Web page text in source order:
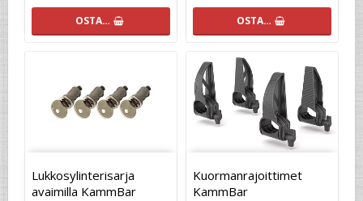
OSTA… OSTA…
Lukkosylinterisarja
avaimilla KammBar
Kuormanrajoittimet
KammBar